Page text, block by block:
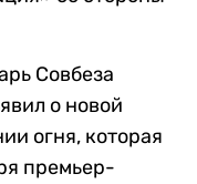
Совбеза
о новой
огня, которая
премьер-